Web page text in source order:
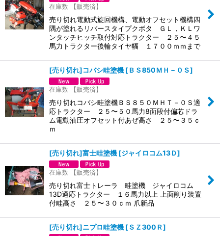
在庫数 【販売済】
売り切れ電動式旋回機構、電動オフセット機構四
隅が塗れるリバースタイプクボタ ＧＬ，ＫＬワ
ンタッチヒッチ取付対応トラクター ２５〜４５
馬力トラクター後輪タイヤ幅 １７００ｍｍまで
[売り切れ]コバシ畦塗機 [ＢＳ850ＭＨ－０Ｓ]
在庫数 【販売済】
売り切れコバシ畦塗機ＢＳ８５０ＭＨＴ－０Ｓ適
応トラクター ２５〜５０馬力8面段付偏芯ドラ
ム電動油圧オフセット付あぜ高さ ２５〜３５ｃ
ｍ
[売り切れ]富士畦塗機 [ジャイロコム13Ｄ]
在庫数 【販売済】
売り切れ富士トレーラ 畦塗機 ジャイロコム
13D適応トラクター １６馬力以上 上面削り装置
付畦高さ ２５〜３０ｃｍ 爪新品
[売り切れ]ニプロ畦塗機 [ＳＺ300Ｒ]